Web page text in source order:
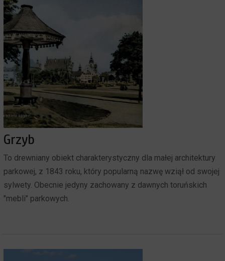
Grzyb
To drewniany obiekt charakterystyczny dla małej architektury
parkowej, z 1843 roku, który popularną nazwę wziął od swojej
sylwety. Obecnie jedyny zachowany z dawnych toruńskich
"mebli" parkowych.